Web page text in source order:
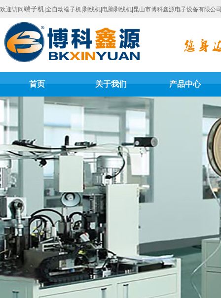
欢迎访问端子机 |全自动端子机|剥线机|电脑剥线机|昆山市博科鑫源电子设备有限公
首页 关于我们 产品中心